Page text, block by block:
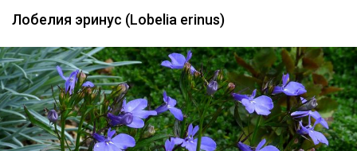
Лобелия эринус (Lobelia erinus)